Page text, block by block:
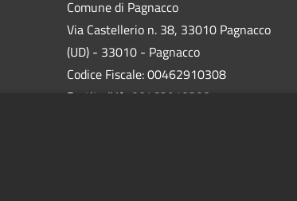
Comune di Pagnacco
Via Castellerio n. 38, 33010 Pagnacco
(UD) - 33010 - Pagnacco
Codice Fiscale: 00462910308
Partita IVA: 00462910308